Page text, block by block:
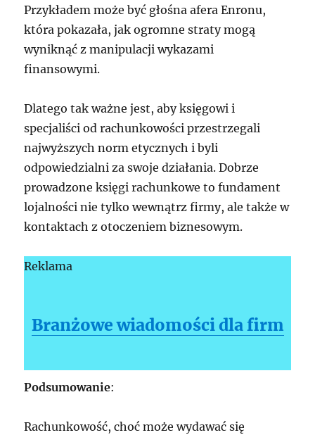
Przykładem może być głośna afera Enronu,
która pokazała, jak ogromne straty mogą
wyniknąć z manipulacji wykazami
finansowymi.
Dlatego tak ważne jest, aby księgowi i
specjaliści od rachunkowości przestrzegali
najwyższych norm etycznych i byli
odpowiedzialni za swoje działania. Dobrze
prowadzone księgi rachunkowe to fundament
lojalności nie tylko wewnątrz firmy, ale także w
kontaktach z otoczeniem biznesowym.
Reklama
Branżowe wiadomości dla firm
Podsumowanie:
Rachunkowość, choć może wydawać się